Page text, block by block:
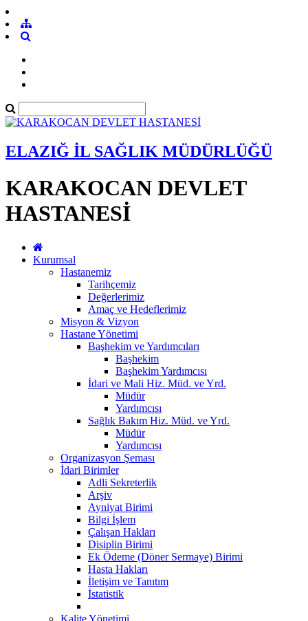
ELAZIĞ İL SAĞLIK MÜDÜRLÜĞÜ
KARAKOCAN DEVLET
HASTANESİ
Kurumsal
Hastanemiz
Tarihçemiz
Değerlerimiz
Amaç ve Hedeflerimiz
Misyon & Vizyon
Hastane Yönetimi
Başhekim ve Yardımcıları
Başhekim
Başhekim Yardımcısı
İdari ve Mali Hiz. Müd. ve Yrd.
Müdür
Yardımcısı
Sağlık Bakım Hiz. Müd. ve Yrd.
Müdür
Yardımcısı
Organizasyon Şeması
İdari Birimler
Adli Sekreterlik
Arşiv
Ayniyat Birimi
Bilgi İşlem
Çalışan Hakları
Disiplin Birimi
Ek Ödeme (Döner Sermaye) Birimi
Hasta Hakları
İletişim ve Tanıtım
İstatistik
Kalite Yönetimi